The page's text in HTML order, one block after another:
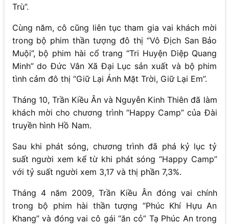
Trù”.
Cùng năm, cô cũng liên tục tham gia vai khách mời
trong bộ phim thần tượng đô thị “Vô Địch San Bảo
Muội”, bộ phim hài cổ trang “Tri Huyện Diệp Quang
Minh” do Đức Vân Xã Đại Lục sản xuất và bộ phim
tình cảm đô thị “Giữ Lại Ánh Mặt Trời, Giữ Lại Em”.
Tháng 10, Trần Kiều Ân và Nguyễn Kinh Thiên đã làm
khách mời cho chương trình “Happy Camp” của Đài
truyền hình Hồ Nam.
Sau khi phát sóng, chương trình đã phá kỷ lục tỷ
suất người xem kể từ khi phát sóng “Happy Camp”
với tỷ suất người xem 3,17 và thị phần 7,3%.
Tháng 4 năm 2009, Trần Kiều Ân đóng vai chính
trong bộ phim hài thần tượng “Phúc Khí Hựu An
Khang” và đóng vai cô gái “ăn cỏ” Tạ Phúc An trong